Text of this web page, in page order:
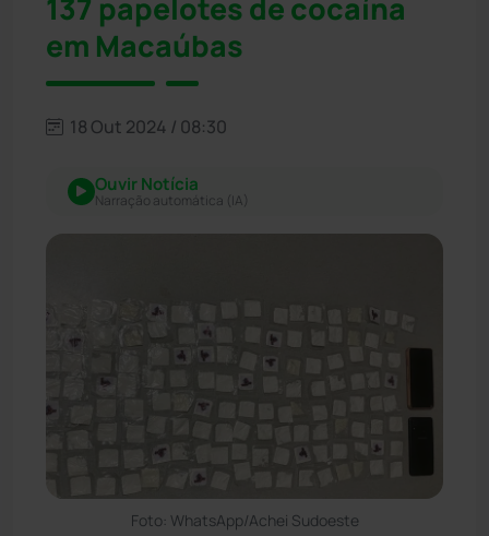
137 papelotes de cocaína
em Macaúbas
18 Out 2024 / 08:30
Ouvir Notícia
Narração automática (IA)
Foto: WhatsApp/Achei Sudoeste